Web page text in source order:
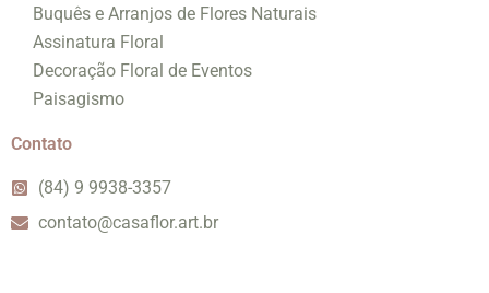
Buquês e Arranjos de Flores Naturais
Assinatura Floral
Decoração Floral de Eventos
Paisagismo
Contato
(84) 9 9938-3357
contato@casaflor.art.br